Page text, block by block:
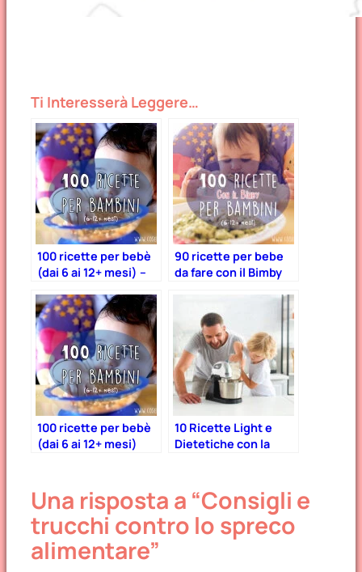
Ti Interesserà Leggere…
100 ricette per bebè
(dai 6 ai 12+ mesi) –
90 ricette per bebe
da fare con il Bimby
100 ricette per bebè
(dai 6 ai 12+ mesi)
10 Ricette Light e
Dietetiche con la
Bambini
Una risposta a “Consigli e
trucchi contro lo spreco
alimentare”